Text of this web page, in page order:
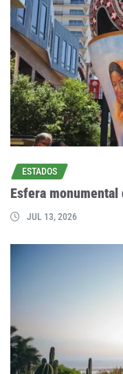
ESTADOS
Esfera
JUL 13, 2026